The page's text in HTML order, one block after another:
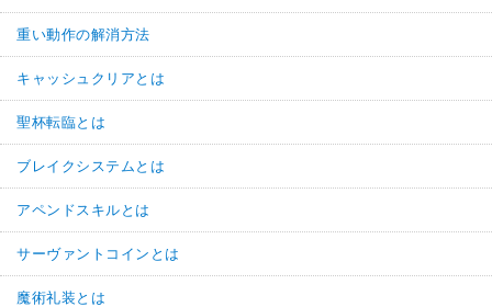
重い動作の解消方法
キャッシュクリアとは
聖杯転臨とは
ブレイクシステムとは
アペンドスキルとは
サーヴァントコインとは
魔術礼装とは